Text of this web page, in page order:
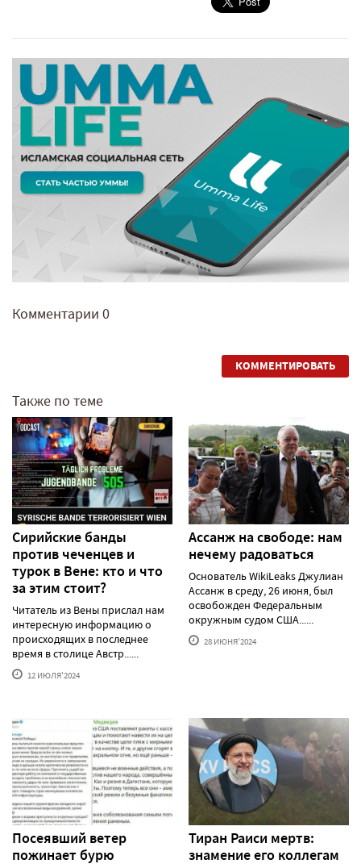
Комментарии 0
КОММЕНТИРОВАТЬ
Также по теме
Сирийские банды
против чеченцев и
турок в Вене: кто и что
за этим стоит?
Читатель из Вены прислал нам
интересную информацию о
происходящих в последнее
время в столице Австр......
12 ИЮЛЯ'2024
Ассанж на свободе: нам
нечему радоваться
Основатель WikiLeaks Джулиан
Ассанж в среду, 26 июня, был
освобожден Федеральным
окружным судом США......
28 ИЮНЯ'2024
Посеявший ветер
пожинает бурю
Тиран Раиси мертв:
знамение его коллегам